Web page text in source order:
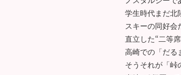
学生時代まだ北
スキーの同好会
直立した“二等
高崎での「だる
そうそれが「峠